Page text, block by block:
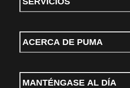
ACERCA DE PUMA
MANTÉNGASE AL DÍA